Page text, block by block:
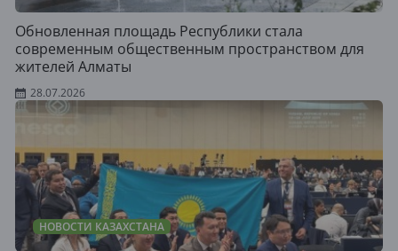
Обновленная площадь Республики стала
современным общественным пространством для
жителей Алматы
28.07.2026
НОВОСТИ КАЗАХСТАНА